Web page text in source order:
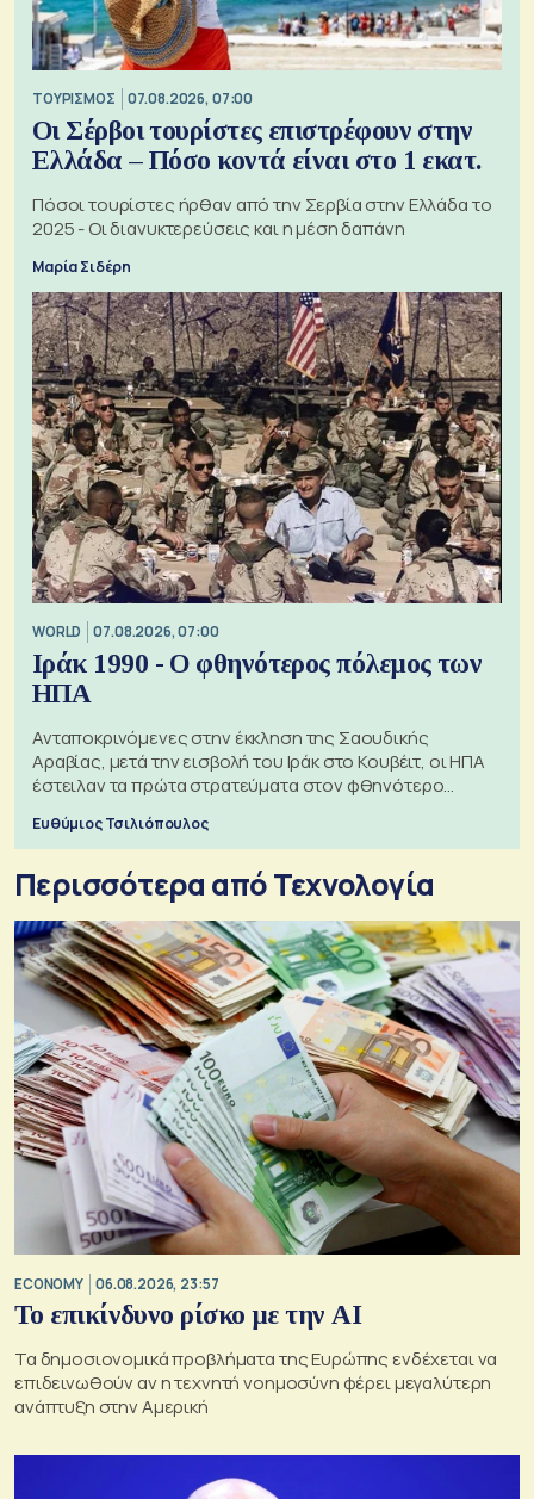
ΤΟΥΡΙΣΜΟΣ 07.08.2026, 07:00
Οι Σέρβοι τουρίστες επιστρέφουν στην
Ελλάδα – Πόσο κοντά είναι στο 1 εκατ.
Πόσοι τουρίστες ήρθαν από την Σερβία στην Ελλάδα το
2025 - Οι διανυκτερεύσεις και η μέση δαπάνη
Μαρία Σιδέρη
WORLD 07.08.2026, 07:00
Ιράκ 1990 - Ο φθηνότερος πόλεμος των
ΗΠΑ
Ανταποκρινόμενες στην έκκληση της Σαουδικής
Αραβίας, μετά την εισβολή του Ιράκ στο Κουβέιτ, οι ΗΠΑ
έστειλαν τα πρώτα στρατεύματα στον φθηνότερο
Ευθύμιος Τσιλιόπουλος
Περισσότερα από Τεχνολογία
ECONOMY 06.08.2026, 23:57
Το επικίνδυνο ρίσκο με την ΑΙ
Τα δημοσιονομικά προβλήματα της Ευρώπης ενδέχεται να
επιδεινωθούν αν η τεχνητή νοημοσύνη φέρει μεγαλύτερη
ανάπτυξη στην Αμερική